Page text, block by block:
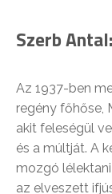
Szerb
Az 1937-ben
regény főhőse,
akit feleségül
és a múltját. A
mozgó
az elveszett